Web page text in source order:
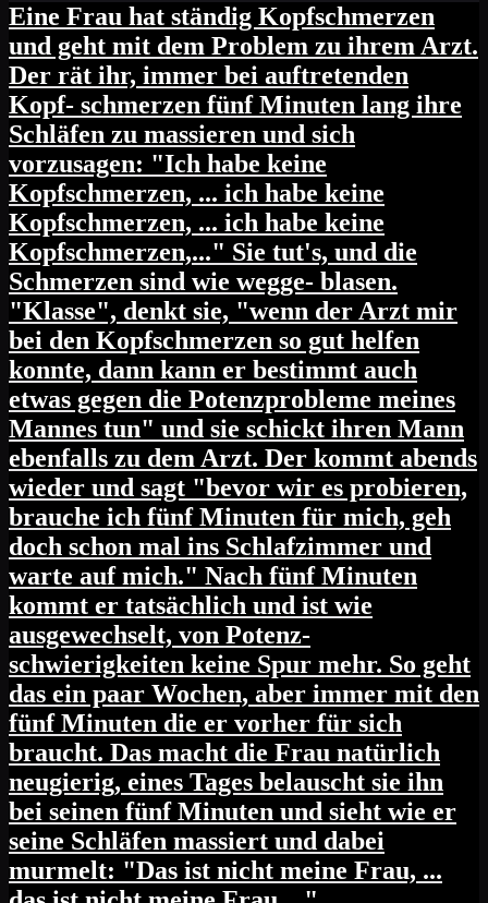
Eine Frau hat ständig Kopfschmerzen
und geht mit dem Problem zu ihrem Arzt.
Der rät ihr, immer bei auftretenden
Kopf- schmerzen fünf Minuten lang ihre
Schläfen zu massieren und sich
vorzusagen: "Ich habe keine
Kopfschmerzen, ... ich habe keine
Kopfschmerzen, ... ich habe keine
Kopfschmerzen,..." Sie tut's, und die
Schmerzen sind wie wegge- blasen.
"Klasse", denkt sie, "wenn der Arzt mir
bei den Kopfschmerzen so gut helfen
konnte, dann kann er bestimmt auch
etwas gegen die Potenzprobleme meines
Mannes tun" und sie schickt ihren Mann
ebenfalls zu dem Arzt. Der kommt abends
wieder und sagt "bevor wir es probieren,
brauche ich fünf Minuten für mich, geh
doch schon mal ins Schlafzimmer und
warte auf mich." Nach fünf Minuten
kommt er tatsächlich und ist wie
ausgewechselt, von Potenz-
schwierigkeiten keine Spur mehr. So geht
das ein paar Wochen, aber immer mit den
fünf Minuten die er vorher für sich
braucht. Das macht die Frau natürlich
neugierig, eines Tages belauscht sie ihn
bei seinen fünf Minuten und sieht wie er
seine Schläfen massiert und dabei
murmelt: "Das ist nicht meine Frau, ...